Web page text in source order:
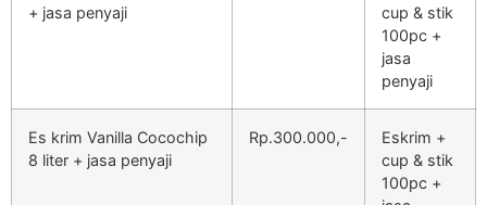
+ jasa penyaji
cup & stik
100pc +
jasa
penyaji
Es krim Vanilla Cocochip
8 liter + jasa penyaji
Rp.300.000,-
Eskrim +
cup & stik
100pc +